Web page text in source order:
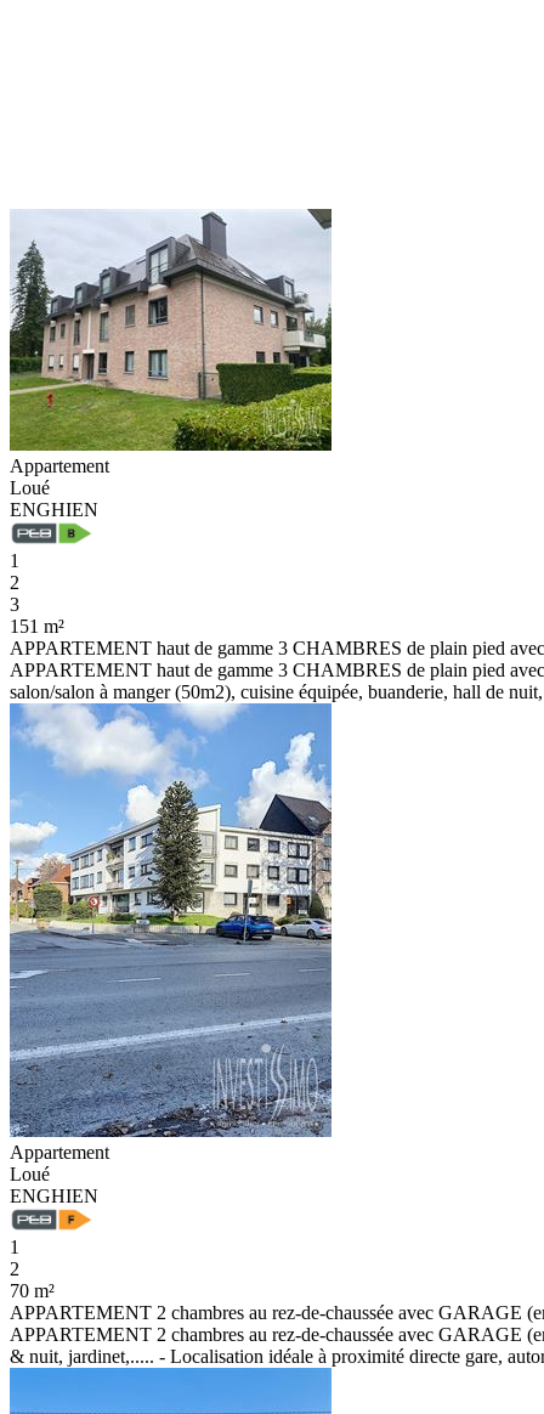
Appartement
Loué
ENGHIEN
1
2
3
151 m²
APPARTEMENT haut de gamme 3 CHAMBRES de plain pied
APPARTEMENT haut de gamme 3 CHAMBRES de plain pied
salon/salon à manger (50m2), cuisine équipée, buanderie, hall de
Appartement
Loué
ENGHIEN
1
2
70 m²
APPARTEMENT 2 chambres au rez-de-chaussée avec GARAGE
APPARTEMENT 2 chambres au rez-de-chaussée avec GARAGE
& nuit, jardinet,..... - Localisation idéale à proximité directe gare,